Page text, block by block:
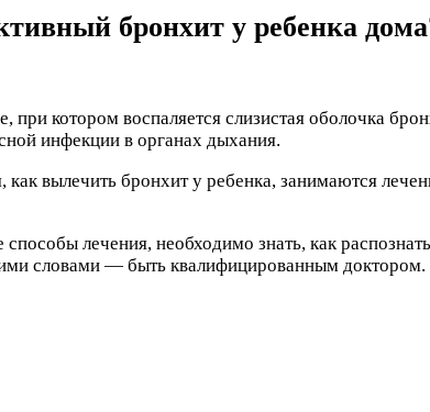
бронхит у ребенка
при котором воспаляется слизистая оболочка
инфекции в органах дыхания.
как вылечить бронхит у ребенка, занимаются
лечения, необходимо знать, как
словами — быть квалифицированным доктором.